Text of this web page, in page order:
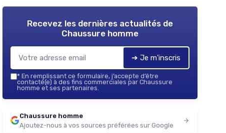
Recevez les dernières actualités de
Chaussure homme
➔ Je m'inscris
* En remplissant ce formulaire, j’accepte d’être
contacté(e) à des fins commerciales par Chaussure
homme et ses partenaires.
Chaussure homme
Ajoutez-nous à vos sources préférées sur Google